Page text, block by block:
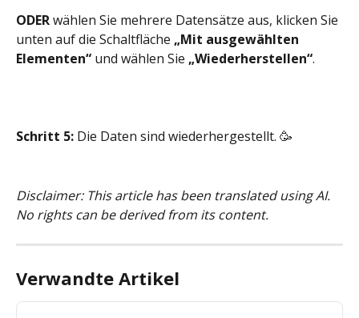
ODER wählen Sie mehrere Datensätze aus, klicken Sie
unten auf die Schaltfläche „Mit ausgewählten
Elementen“ und wählen Sie „Wiederherstellen“.
Schritt 5: Die Daten sind wiederhergestellt. 🥳
Disclaimer: This article has been translated using AI.
No rights can be derived from its content.
Verwandte Artikel